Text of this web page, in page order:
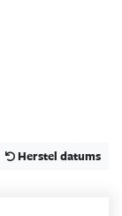
Herstel datums